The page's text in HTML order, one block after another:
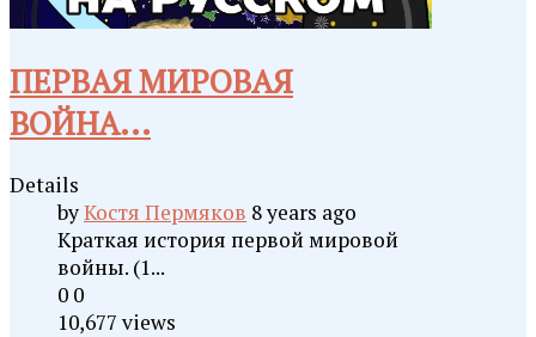
ПЕРВАЯ МИРОВАЯ
ВОЙНА...
Details
byКостя Пермяков 8 years ago
Краткая история первой мировой
войны. (1...
0 0
10,677 views